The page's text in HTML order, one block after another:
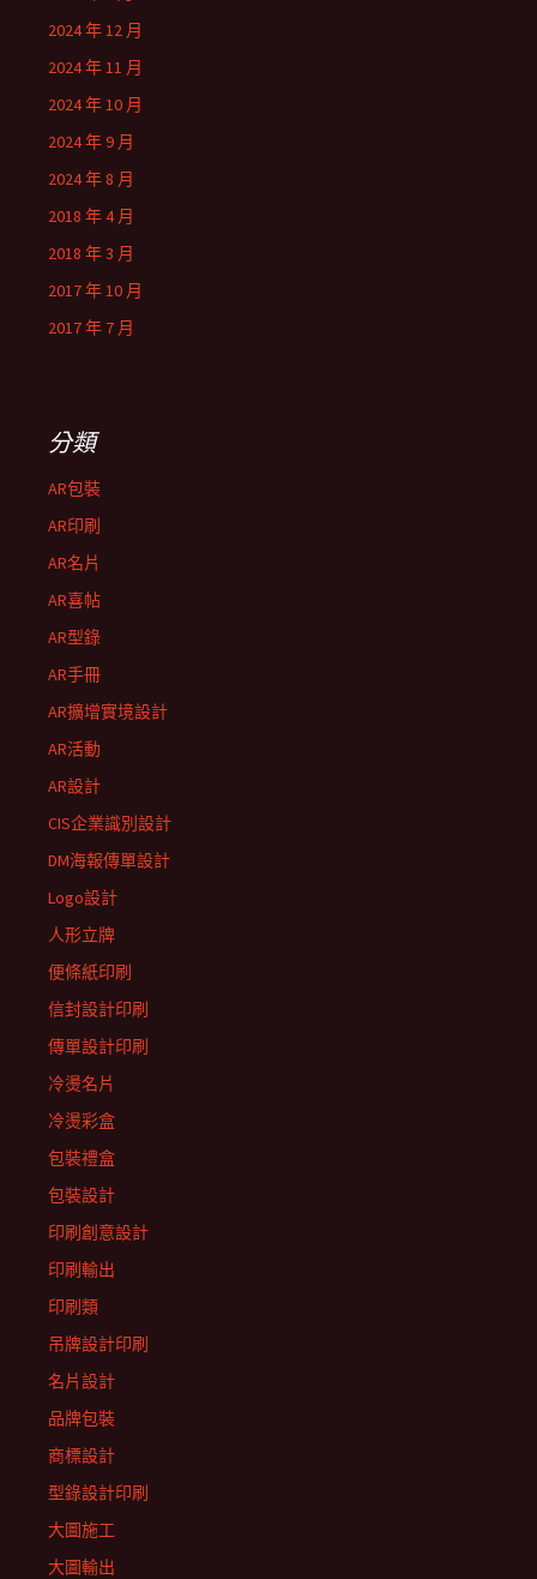
2024 年 12 月
2024 年 11 月
2024 年 10 月
2024 年 9 月
2024 年 8 月
2018 年 4 月
2018 年 3 月
2017 年 10 月
2017 年 7 月
分類
AR包裝
AR印刷
AR名片
AR喜帖
AR型錄
AR手冊
AR擴增實境設計
AR活動
AR設計
CIS企業識別設計
DM海報傳單設計
Logo設計
人形立牌
便條紙印刷
信封設計印刷
傳單設計印刷
冷燙名片
冷燙彩盒
包裝禮盒
包裝設計
印刷創意設計
印刷輸出
印刷類
吊牌設計印刷
名片設計
品牌包裝
商標設計
型錄設計印刷
大圖施工
大圖輸出